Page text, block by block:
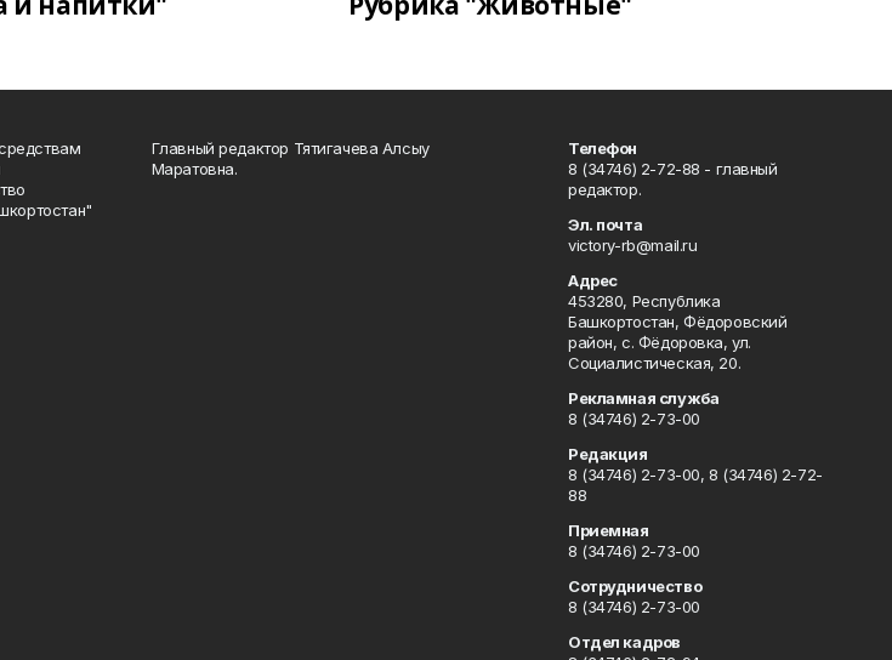
Главный редактор Тятигачева Алсыу
Маратовна.
Телефон
8 (34746) 2-72-88 - главный
редактор.
Эл. почта
victory-rb@mail.ru
Адрес
453280, Республика
Башкортостан, Фёдоровский
район, с. Фёдоровка, ул.
Социалистическая, 20.
Рекламная служба
8 (34746) 2-73-00
Редакция
8 (34746) 2-73-00, 8 (34746) 2-72-
88
Приемная
8 (34746) 2-73-00
Сотрудничество
8 (34746) 2-73-00
Отдел кадров